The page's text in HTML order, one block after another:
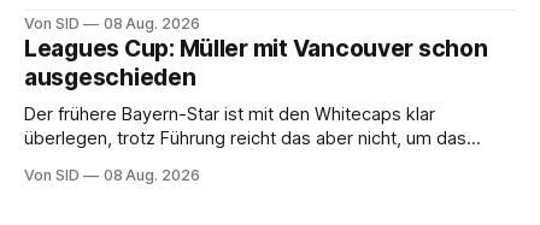
Von SID 08 Aug. 2026
Leagues Cup: Müller mit Vancouver schon
ausgeschieden
Der frühere Bayern-Star ist mit den Whitecaps klar
überlegen, trotz Führung reicht das aber nicht, um das
Von SID 08 Aug. 2026